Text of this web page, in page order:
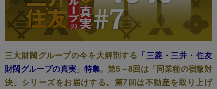
三大財閥グループの今を大解剖する 「三菱・三井・住友
財閥グループの真実」特集。第5～8回は「同業種の宿敵対
決」シリーズをお届けする。第7回は不動産を取り上げ